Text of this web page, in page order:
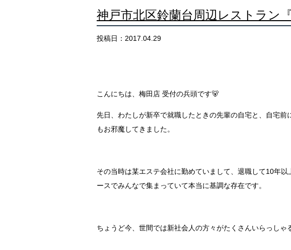
神戸市北区鈴蘭台周辺レストラン
投稿日：2017.04.29
こんにちは、梅田店 受付の兵頭です🐻
先日、わたしが新卒で就職したときの先輩の自宅と、自宅
もお邪魔してきました。
その当時は某エステ会社に勤めていまして、退職して10年
ースでみんなで集まっていて本当に基調な存在です。
ちょうど今、世間では新社会人の方々がたくさんいらっしゃ